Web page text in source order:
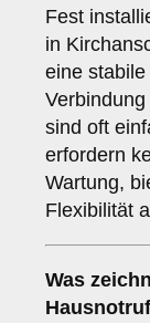
Fest
in
eine
sind oft
erfordern
Wartung,
Flexibilität
Was